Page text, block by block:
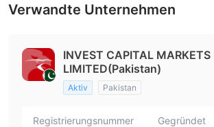
Verwandte Unternehmen
INVEST CAPITAL MARKETS
LIMITED(Pakistan)
Aktiv Pakistan
Registrierungsnummer
Gegründet